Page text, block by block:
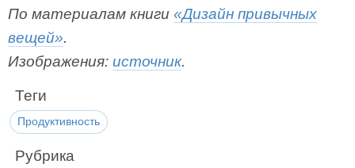
По материалам книги «Дизайн привычных
вещей».
Изображения: источник.
Теги
Продуктивность
Рубрика